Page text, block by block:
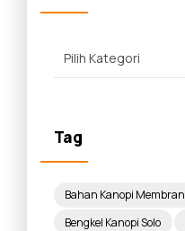
Tag
Bahan Kanopi Membran
Bengkel Kanopi Solo